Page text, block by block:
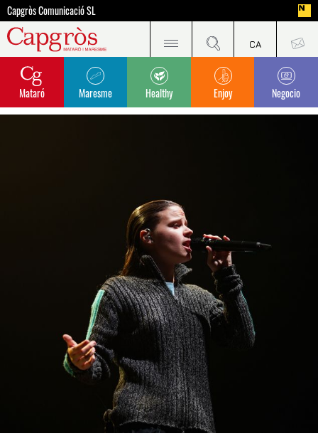
Capgròs Comunicació SL
Mataró Maresme Healthy Enjoy Negocio